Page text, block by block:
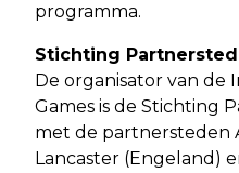
programma.
Stichting
De organisator van de
Games is de Stichting
met de partnersteden
Lancaster (Engeland)